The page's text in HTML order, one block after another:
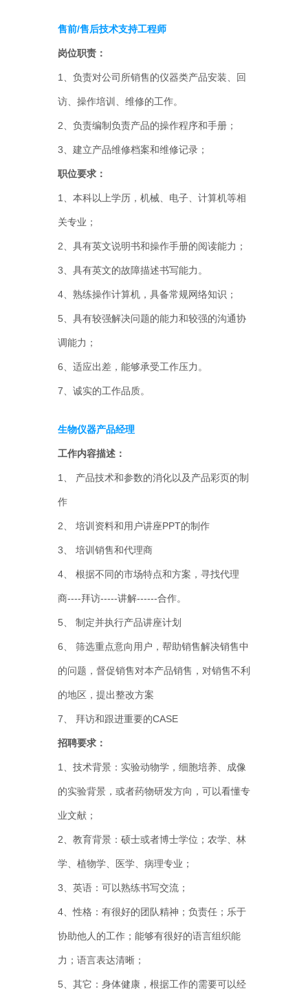
售前/售后技术支持工程师
岗位职责：
1、负责对公司所销售的仪器类产品安装、回
访、操作培训、维修的工作。
2、负责编制负责产品的操作程序和手册；
3、建立产品维修档案和维修记录；
职位要求：
1、本科以上学历，机械、电子、计算机等相
关专业；
2、具有英文说明书和操作手册的阅读能力；
3、具有英文的故障描述书写能力。
4、熟练操作计算机，具备常规网络知识；
5、具有较强解决问题的能力和较强的沟通协
调能力；
6、适应出差，能够承受工作压力。
7、诚实的工作品质。
生物仪器产品经理
工作内容描述：
1、 产品技术和参数的消化以及产品彩页的制
作
2、 培训资料和用户讲座PPT的制作
3、 培训销售和代理商
4、 根据不同的市场特点和方案，寻找代理
商----拜访-----讲解------合作。
5、 制定并执行产品讲座计划
6、 筛选重点意向用户，帮助销售解决销售中
的问题，督促销售对本产品销售，对销售不利
的地区，提出整改方案
7、 拜访和跟进重要的CASE
招聘要求：
1、技术背景：实验动物学，细胞培养、成像
的实验背景，或者药物研发方向，可以看懂专
业文献；
2、教育背景：硕士或者博士学位；农学、林
学、植物学、医学、病理专业；
3、英语：可以熟练书写交流；
4、性格：有很好的团队精神；负责任；乐于
协助他人的工作；能够有很好的语言组织能
力；语言表达清晰；
5、其它：身体健康，根据工作的需要可以经